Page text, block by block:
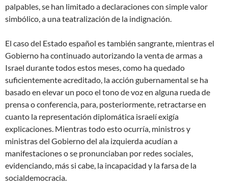
palpables, se han limitado a declaraciones con simple valor
simbólico, a una teatralización de la indignación.
El caso del Estado español es también sangrante, mientras el
Gobierno ha continuado autorizando la venta de armas a
Israel durante todos estos meses, como ha quedado
suficientemente acreditado, la acción gubernamental se ha
basado en elevar un poco el tono de voz en alguna rueda de
prensa o conferencia, para, posteriormente, retractarse en
cuanto la representación diplomática israelí exigía
explicaciones. Mientras todo esto ocurría, ministros y
ministras del Gobierno del ala izquierda acudían a
manifestaciones o se pronunciaban por redes sociales,
evidenciando, más si cabe, la incapacidad y la farsa de la
socialdemocracia.